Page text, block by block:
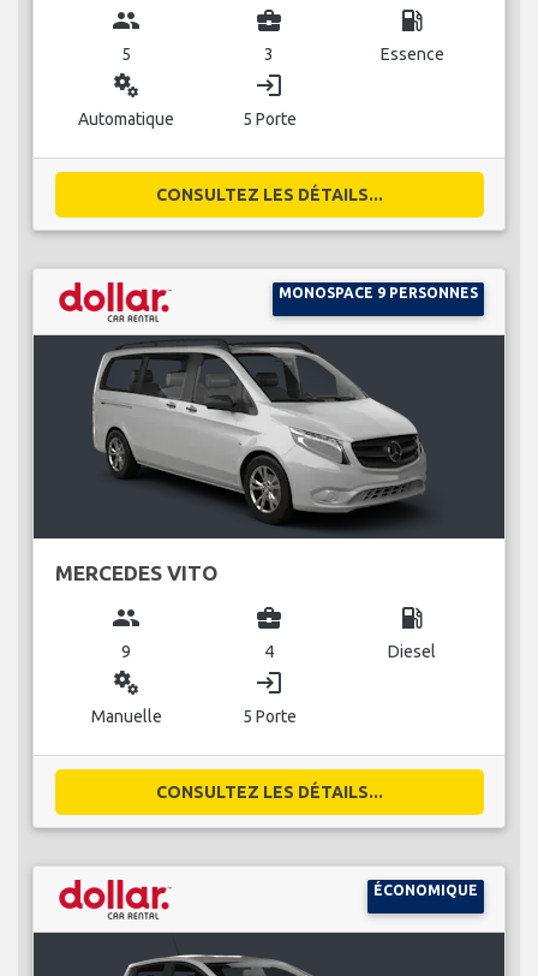
group
5
business_center
3
local_gas_station
Essence
miscellaneous_services
Automatique
login
5 Porte
CONSULTEZ LES DÉTAILS...
MONOSPACE 9 PERSONNES
MERCEDES VITO
group
9
business_center
4
local_gas_station
Diesel
miscellaneous_services
Manuelle
login
5 Porte
CONSULTEZ LES DÉTAILS...
ÉCONOMIQUE